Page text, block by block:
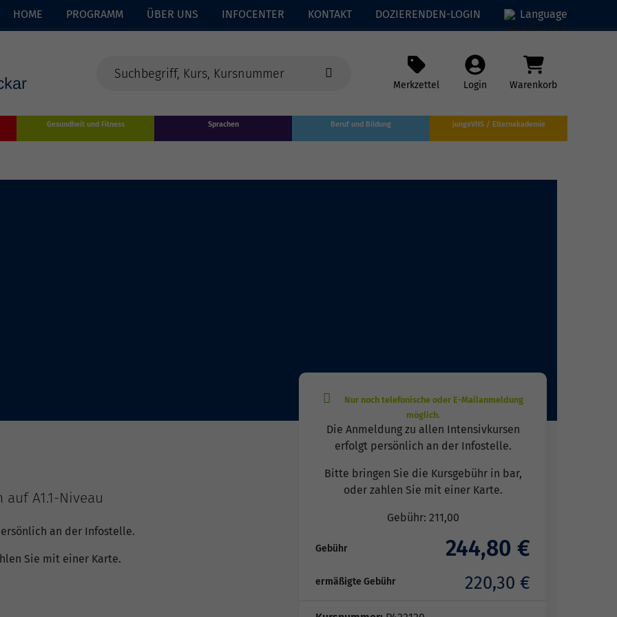
HOME PROGRAMM ÜBER UNS INFOCENTER KONTAKT DOZIERENDEN-LOGIN Language
Merkzettel Login Warenkorb
Gesundheit und Fitness Sprachen Beruf und Bildung jungeVHS / Elternakademie
A1.1-Niveau
an der Infostelle.
Sie mit einer Karte.
Die Anmeldung zu allen Intensivkursen
erfolgt persönlich an der Infostelle.
Bitte bringen Sie die Kursgebühr in bar,
oder zahlen Sie mit einer Karte.
Gebühr: 211,00
Gebühr 244,80 €
ermäßigte Gebühr 220,30 €